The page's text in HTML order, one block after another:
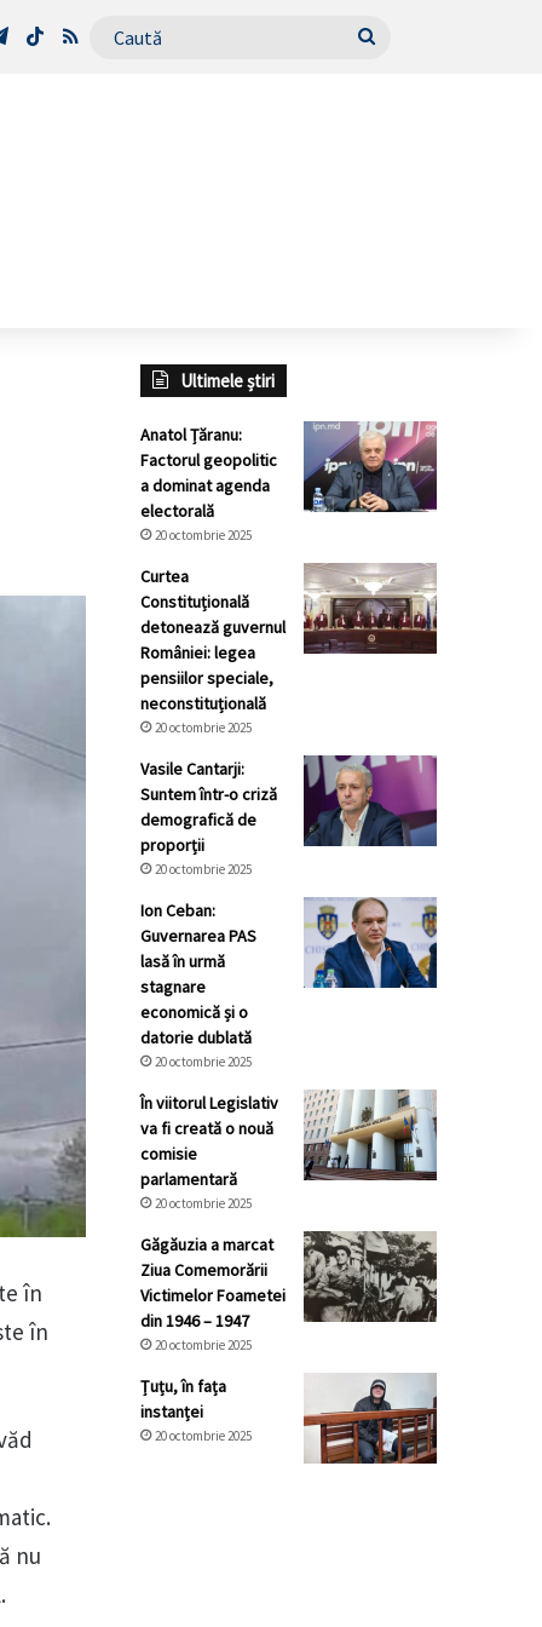
Telegram
TikTokRSS Caută
în
în
nu
Ultimele știri
Anatol Țăranu:
Factorul geopolitic
a dominat agenda
electorală
20 octombrie 2025
Curtea
Constituțională
detonează guvernul
României: legea
pensiilor speciale,
neconstituțională
20 octombrie 2025
Vasile Cantarji:
Suntem într-o criză
demografică de
proporții
20 octombrie 2025
Ion Ceban:
Guvernarea PAS
lasă în urmă
stagnare
economică și o
datorie dublată
20 octombrie 2025
În viitorul Legislativ
va fi creată o nouă
comisie
parlamentară
20 octombrie 2025
Găgăuzia a marcat
Ziua Comemorării
Victimelor Foametei
din 1946 – 1947
20 octombrie 2025
Țuțu, în fața
instanței
20 octombrie 2025